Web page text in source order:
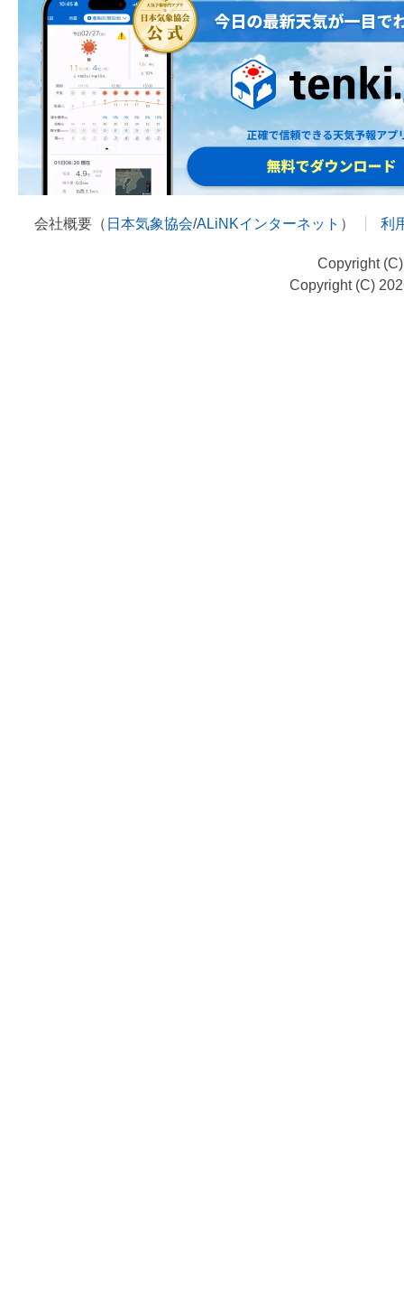
会社概要（ 日本気象協会/ALiNKインターネット ） 利
Copyright
Copyright (C)